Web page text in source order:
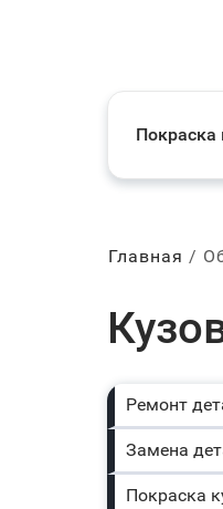
Покраска
Главная
Ремонт
Замена
Покраска